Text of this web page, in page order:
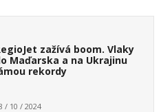
zažívá boom. Vlaky
Maďarska a na Ukrajinu
rekordy
/ 10 / 2024